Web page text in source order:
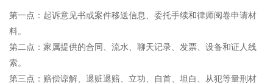
第一点：起诉意见书或案件移送信息、委托手续和律师阅卷申请材
料。
第二点：家属提供的合同、流水、聊天记录、发票、设备和证人线
索。
第三点：赔偿谅解、退赃退赔、立功、自首、坦白、从犯等量刑材